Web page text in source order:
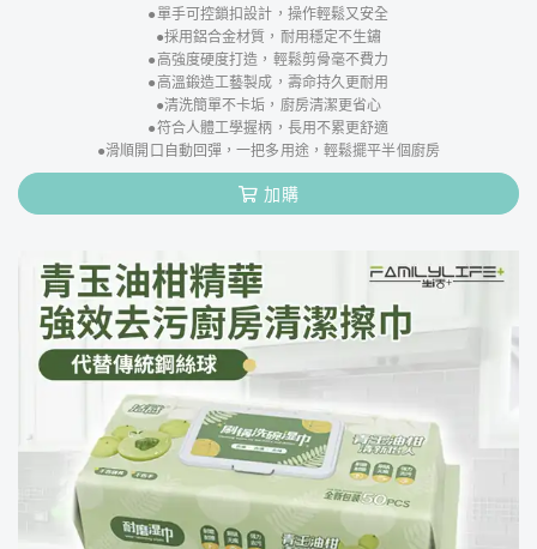
●單手可控鎖扣設計，操作輕鬆又安全
●採用鋁合金材質，耐用穩定不生鏽
●高強度硬度打造，輕鬆剪骨毫不費力
●高溫鍛造工藝製成，壽命持久更耐用
●清洗簡單不卡垢，廚房清潔更省心
●符合人體工學握柄，長用不累更舒適
●滑順開口自動回彈，一把多用途，輕鬆擺平半個廚房
加購